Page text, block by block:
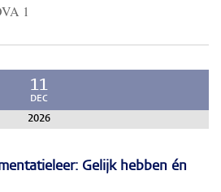
1
11
DEC
2026
Gelijk hebben én